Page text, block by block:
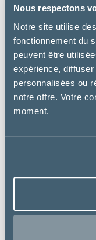
Nous respectons
Notre site utilise
fonctionnement du
peuvent être
expérience,
personnalisées ou
notre offre. Votre
moment.